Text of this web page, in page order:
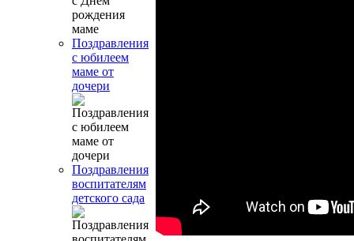
Поздравления
с юбилеем
маме от
дочери
Поздравления
воспитателям
детского сада